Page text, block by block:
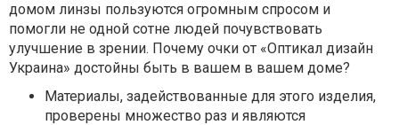
домом линзы пользуются огромным спросом и
помогли не одной сотне людей почувствовать
улучшение в зрении. Почему очки от «Оптикал дизайн
Украина» достойны быть в вашем в вашем доме?
Материалы, задействованные для этого изделия,
проверены множество раз и являются